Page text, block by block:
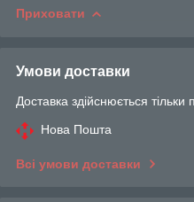
Приховати
Умови доставки
Доставка здійснюється тільки
Нова Пошта
Всі умови доставки